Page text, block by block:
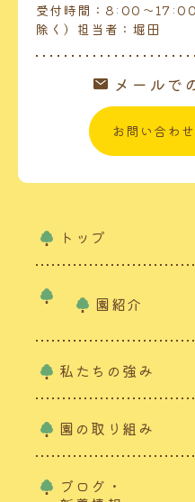
受付時間：8:00～17:00
除く）担当者：堀田
メールで
お問い合わ
トップ
園紹介
私たちの強み
園の取り組み
ブログ・